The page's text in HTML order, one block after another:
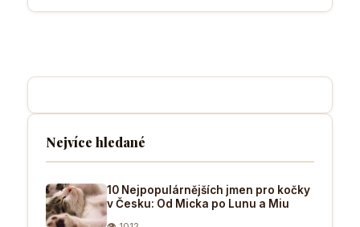
Nejvíce hledané
10 Nejpopulárnějších jmen pro kočky
v Česku: Od Micka po Lunu a Miu